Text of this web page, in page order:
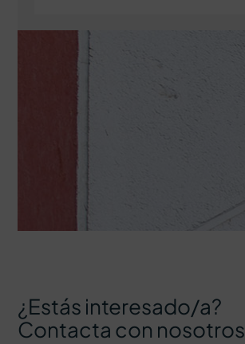
¿Estás interesado/a?
Contacta con nosotros